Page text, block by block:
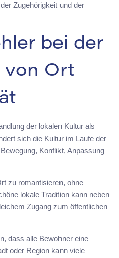
Zugehörigkeit und der
bei der
von Ort
der lokalen Kultur als
sich die Kultur im Laufe der
Konflikt, Anpassung
zu romantisieren, ohne
lokale Tradition kann neben
Zugang zum öffentlichen
dass alle Bewohner eine
oder Region kann viele